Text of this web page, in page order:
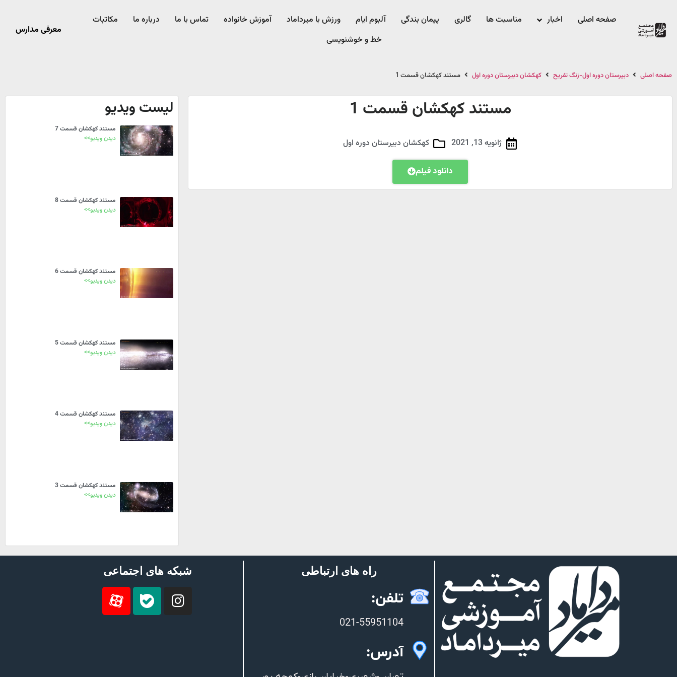
صفحه اصلی اخبار مناسبت ها گالری پیمان بندگی آلبوم ایام ورزش با میرداماد​ آموزش خانواده تماس با ما درباره ما
مکاتبات
خط و خوشنویسی
معرفی مدارس
صفحه اصلی دبیرستان دوره اول-زنگ تفریح کهکشان دبیرستان دوره اول مستند کهکشان قسمت 1
مستند کهکشان قسمت 1
ژانویه 13, 2021 کهکشان دبیرستان دوره اول
دانلود فیلم
لیست ویدیو
مستند کهکشان قسمت 7
دیدن ویدیو>>
مستند کهکشان قسمت 8
دیدن ویدیو>>
مستند کهکشان قسمت 6
دیدن ویدیو>>
مستند کهکشان قسمت 5
دیدن ویدیو>>
مستند کهکشان قسمت 4
دیدن ویدیو>>
مستند کهکشان قسمت 3
دیدن ویدیو>>
راه های ارتباطی
تلفن:
021-55951104
آدرس:
شبکه های اجتماعی